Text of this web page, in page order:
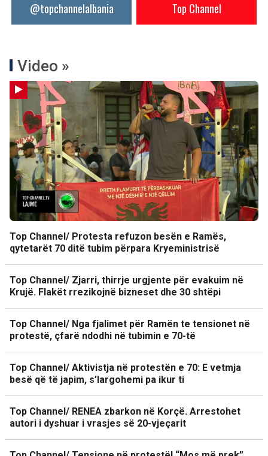
@topchannelalbania Top Channel
Video »
Top Channel/ Protesta refuzon besën e Ramës,
qytetarët 70 ditë tubim përpara Kryeministrisë
Top Channel/ Zjarri, thirrje urgjente për evakuim në
Krujë. Flakët rrezikojnë bizneset dhe 30 shtëpi
Top Channel/ Nga fjalimet për Ramën te tensionet në
protestë, çfarë ndodhi në tubimin e 70-të
Top Channel/ Aktivistja në protestën e 70: E vetmja
besë që të japim, s’largohemi pa ikur ti
Top Channel/ RENEA zbarkon në Korçë. Arrestohet
autori i dyshuar i vrasjes së 20-vjeçarit